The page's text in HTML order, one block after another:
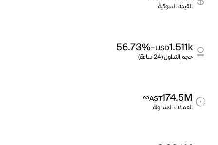
القيمة السوقية
1.511k
USD
-56.73%
حجم التداول (24 ساعة)
174.5M
AST
∞
العملات المتداولة